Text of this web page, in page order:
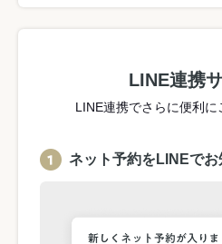
LINE連携
LINE連携でさらに便利
ネット予約をLINEでお